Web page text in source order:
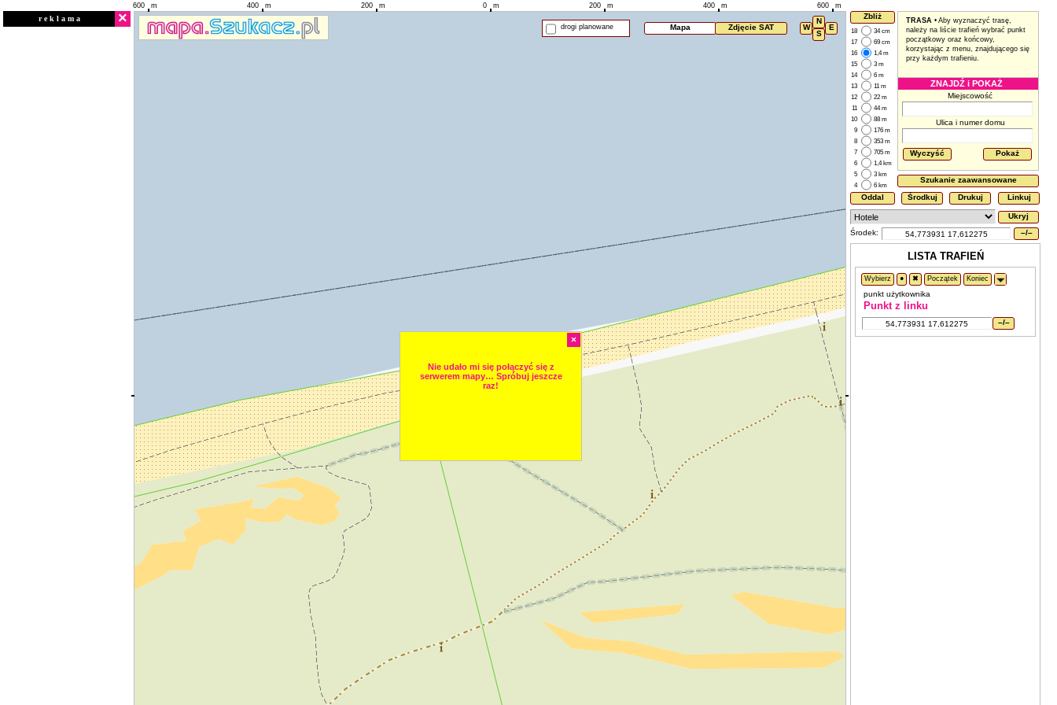
r e k l a m a ×
×
Nie udało mi się połączyć się z
serwerem mapy… Spróbuj jeszcze
raz!
W
N
S
E
Mapa Zdjęcie SAT
drogi planowane
Zbliż
18
34 cm
17
69 cm
16
1,4 m
15
3 m
14
6 m
13
11 m
12
22 m
11
44 m
10
88 m
9
176 m
8
353 m
7
705 m
6
1,4 km
5
3 km
4
6 km
Oddal
0 m
200 m
400 m
600 m
200
m 400
m 600
m
TRASA • Aby wyznaczyć trasę,
należy na liście trafień wybrać punkt
początkowy oraz końcowy,
korzystając z menu, znajdującego się
przy każdym trafieniu.
ZNAJDŹ i POKAŻ
Miejscowość
Ulica i numer domu
Pokaż
Wyczyść
Szukanie zaawansowane
Środkuj
Drukuj Linkuj
Ukryj
Środek:
–/–
LISTA TRAFIEŃ
Wybierz ● ✖ Początek Koniec
punkt użytkownika
Punkt z linku
–/–